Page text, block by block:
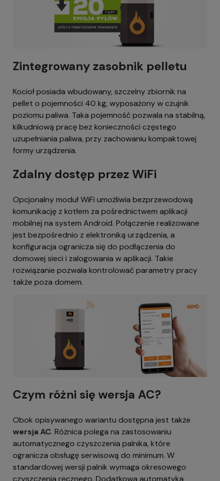
Zintegrowany zasobnik pelletu
Kocioł posiada wbudowany, szczelny zbiornik na
pellet o pojemności 40 kg, wyposażony w czujnik
poziomu paliwa. Taka pojemność pozwala na stabilną,
kilkudniową pracę bez konieczności częstego
uzupełniania paliwa, przy zachowaniu kompaktowej
formy urządzenia.
Zdalny dostęp przez WiFi
Opcjonalny moduł WiFi umożliwia bezprzewodową
komunikację z kotłem za pośrednictwem aplikacji
mobilnej na system Android. Połączenie realizowane
jest bezpośrednio z elektroniką urządzenia, a
konfiguracja ogranicza się do podłączenia do
domowej sieci i zalogowania w aplikacji. Takie
rozwiązanie pozwala kontrolować parametry pracy
także poza domem.
Czym różni się wersja AC?
Obok opisywanego wariantu dostępna jest także
wersja AC. Różnica polega na zastosowaniu
automatycznego czyszczenia palnika, które
ogranicza obsługę serwisową do minimum. W
standardowej wersji palnik wymaga okresowego
czyszczenia ręcznego. Dodatkowa automatyka